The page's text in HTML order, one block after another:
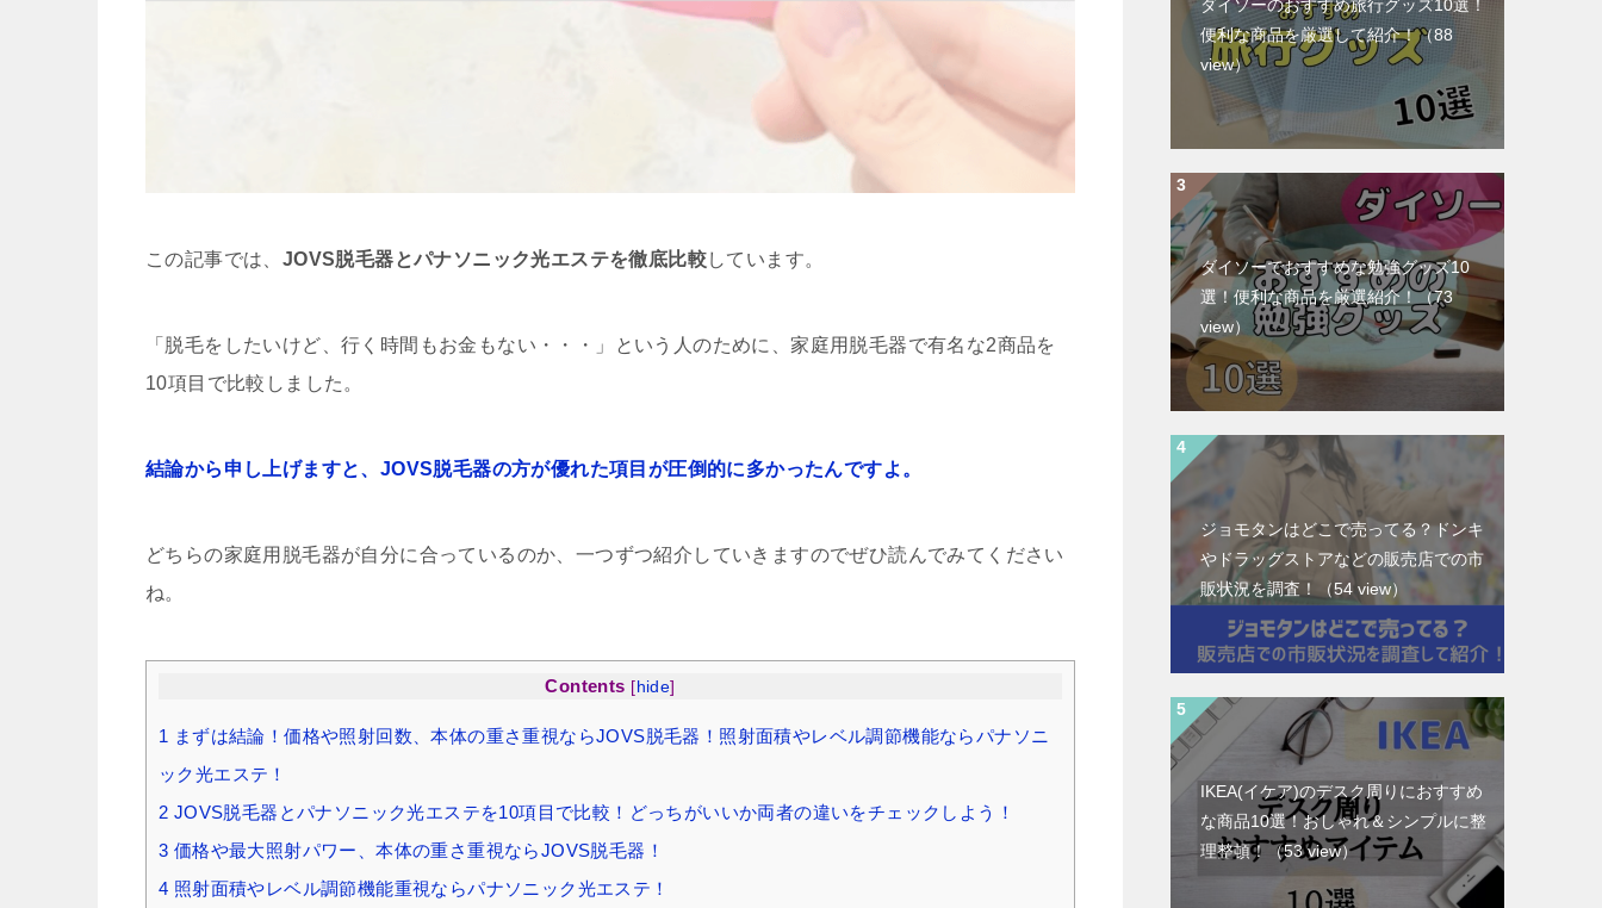
この記事では、 JOVS脱毛器とパナソニック光エステを徹底比較しています。
「脱毛をしたいけど、行く時間もお金もない・・・」という人のために、家庭用脱毛器で有名な2商品を
10項目で比較しました。
結論から申し上げますと、JOVS脱毛器の方が優れた項目が圧倒的に多かったんですよ。
どちらの家庭用脱毛器が自分に合っているのか、一つずつ紹介していきますのでぜひ読んでみてください
ね。
Contents [ hide]
1 まずは結論！価格や照射回数、本体の重さ重視ならJOVS脱毛器！照射面積やレベル調節機能ならパナソニ
ック光エステ！
2 JOVS脱毛器とパナソニック光エステを10項目で比較！どっちがいいか両者の違いをチェックしよう！
3 価格や最大照射パワー、本体の重さ重視ならJOVS脱毛器！
4 照射面積やレベル調節機能重視ならパナソニック光エステ！
ダイソーのおすすめ旅行グッズ10選！
便利な商品を厳選して紹介！（88
view）
ダイソーでおすすめな勉強グッズ10
選！便利な商品を厳選紹介！（73
view）
ジョモタンはどこで売ってる？ドンキ
やドラッグストアなどの販売店での市
販状況を調査！
（54 view）
IKEA(イケア)のデスク周りにおすすめ
な商品10選！おしゃれ＆シンプルに整
理整頓！ （53 view）